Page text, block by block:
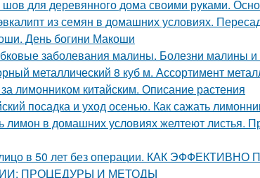
для деревянного дома своими руками.
из семян в домашних условиях.
День богини Макоши
заболевания малины. Болезни малины и
металлический 8 куб м. Ассортимент
лимонником китайским. Описание растения
посадка и уход осенью. Как сажать
лимон в домашних условиях желтеют листья.
лицо в 50 лет без операции. КАК
ПРОЦЕДУРЫ И МЕТОДЫ